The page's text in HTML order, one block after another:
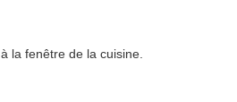
la fenêtre de la cuisine.